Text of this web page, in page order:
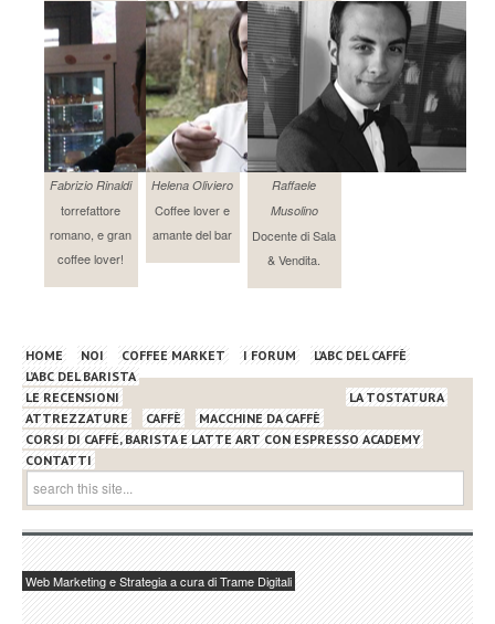
Fabrizio Rinaldi
torrefattore
romano, e gran
coffee lover!
Helena Oliviero
Coffee lover e
amante del bar
Raffaele
Musolino
Docente di Sala
& Vendita.
HOME NOI COFFEE MARKET I FORUM
L’ABC DEL CAFFÈ
L’ABC DEL BARISTA
LE RECENSIONI
ATTREZZATURE
CAFFÈ MACCHINE DA CAFFÈ
LA TOSTATURA
CORSI DI CAFFÈ, BARISTA E LATTE ART CON ESPRESSO ACADEMY
CONTATTI
Web Marketing e Strategia a cura di Trame Digitali